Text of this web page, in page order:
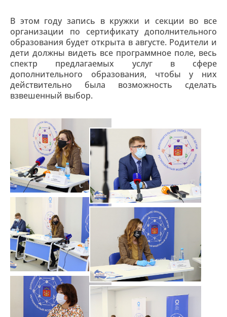
В этом году запись в кружки и секции во все
организации по сертификату дополнительного
образования будет открыта в августе. Родители и
дети должны видеть все программное поле, весь
спектр предлагаемых услуг в сфере
дополнительного образования, чтобы у них
действительно была возможность сделать
взвешенный выбор.